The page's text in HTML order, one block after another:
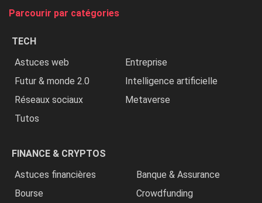
Parcourir par catégories
TECH
Astuces web
Entreprise
Futur & monde 2.0
Intelligence artificielle
Réseaux sociaux
Metaverse
Tutos
FINANCE & CRYPTOS
Astuces financières
Banque & Assurance
Bourse
Crowdfunding